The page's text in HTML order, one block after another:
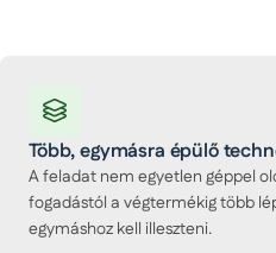
Több, egymásra épülő
A feladat nem egyetlen géppel
fogadástól a végtermékig több
egymáshoz kell illeszteni.